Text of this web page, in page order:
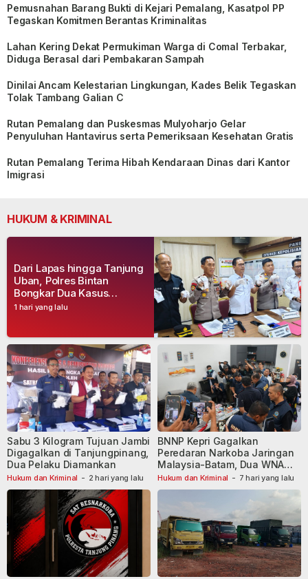
Pemusnahan Barang Bukti di Kejari Pemalang, Kasatpol PP
Tegaskan Komitmen Berantas Kriminalitas
Lahan Kering Dekat Permukiman Warga di Comal Terbakar,
Diduga Berasal dari Pembakaran Sampah
Dinilai Ancam Kelestarian Lingkungan, Kades Belik Tegaskan
Tolak Tambang Galian C
Rutan Pemalang dan Puskesmas Mulyoharjo Gelar
Penyuluhan Hantavirus serta Pemeriksaan Kesehatan Gratis
Rutan Pemalang Terima Hibah Kendaraan Dinas dari Kantor
Imigrasi
HUKUM & KRIMINAL
1 hari yang lalu
Dari Lapas hingga Tanjung
Uban, Polres Bintan
Bongkar Dua Kasus
Narkoba, Empat Tersangka
Hukum dan Kriminal - 2 hari yang lalu
Sabu 3 Kilogram Tujuan Jambi
Digagalkan di Tanjungpinang,
Dua Pelaku Diamankan
Hukum dan Kriminal - 7 hari yang lalu
BNNP Kepri Gagalkan
Peredaran Narkoba Jaringan
Malaysia-Batam, Dua WNA
Masih Diburu